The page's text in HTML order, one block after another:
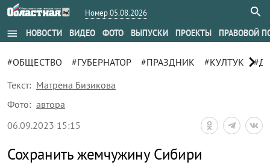
Номер 05.08.2026
menu НОВОСТИ ВИДЕО ФОТО ВЫПУСКИ ПРОЕКТЫ ПРАВОВОЙ
#ОБЩЕСТВО #ГУБЕРНАТОР #ПРАЗДНИК #КУЛТУКchevron_right
Текст: Матрена Бизикова
Фото: автора
06.09.2023 15:15
Сохранить жемчужину Сибири